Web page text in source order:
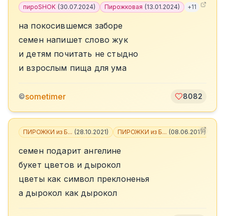
пироSHOK (30.07.2024) Пирожковая (13.01.2024) +11
на покосившемся заборе
семен напишет слово жук
и детям почитать не стыдно
и взрослым пища для ума
©sometimer 8082
ПИРОЖКИ из Б... (28.10.2021) ПИРОЖКИ из Б... (08.06.2017)
семен подарит ангелине
букет цветов и дырокол
цветы как символ преклоненья
а дырокол как дырокол